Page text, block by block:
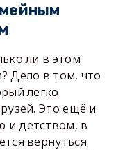
ли в этом
Дело в том, что
легко
Это ещё и
и детством, в
вернуться.